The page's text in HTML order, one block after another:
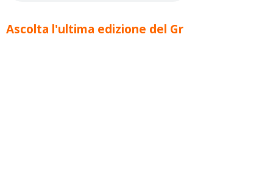
Ascolta l'ultima edizione del Gr